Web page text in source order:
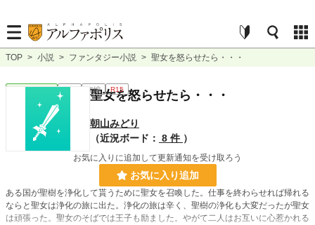
TOP > 小説 > ファンタジー小説 > 聖女を怒らせたら・・・
ファンタジー 完結 短編 R15
聖女を怒らせたら・・・
朝山みどり
（近況ボード： 8 件 ）
お気に入りに追加して更新通知を受け取ろう
お気に入り追加
ある国が聖樹を浄化して貰うために聖女を召喚した。仕事を終わらせれば帰れる
ならと聖女は浄化の旅に出た。浄化の旅は辛く、聖樹の浄化も大変だったが聖女
は頑張った。聖女のそばでは王子も励ました。やがて二人はお互いに心惹かれる